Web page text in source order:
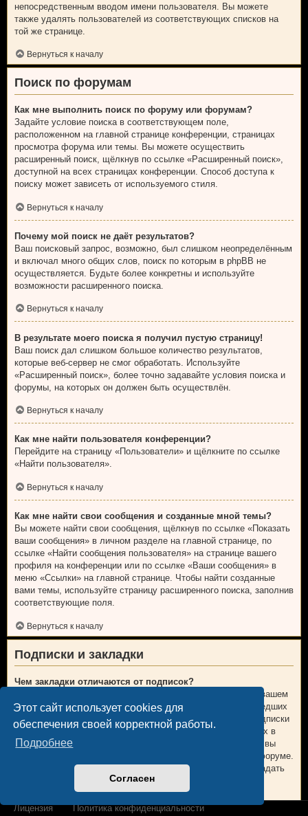
Этот сайт использует cookies для
обеспечения своей корректной работы.
Подробнее
Согласен
непосредственным вводом имени пользователя. Вы можете
также удалять пользователей из соответствующих списков на
той же странице.
Вернуться к началу
Поиск по форумам
Как мне выполнить поиск по форуму или форумам?
Задайте условие поиска в соответствующем поле,
расположенном на главной странице конференции, страницах
просмотра форума или темы. Вы можете осуществить
расширенный поиск, щёлкнув по ссылке «Расширенный поиск»,
доступной на всех страницах конференции. Способ доступа к
поиску может зависеть от используемого стиля.
Вернуться к началу
Почему мой поиск не даёт результатов?
Ваш поисковый запрос, возможно, был слишком неопределённым
и включал много общих слов, поиск по которым в phpBB не
осуществляется. Будьте более конкретны и используйте
возможности расширенного поиска.
Вернуться к началу
В результате моего поиска я получил пустую страницу!
Ваш поиск дал слишком большое количество результатов,
которые веб-сервер не смог обработать. Используйте
«Расширенный поиск», более точно задавайте условия поиска и
форумы, на которых он должен быть осуществлён.
Вернуться к началу
Как мне найти пользователя конференции?
Перейдите на страницу «Пользователи» и щёлкните по ссылке
«Найти пользователя».
Вернуться к началу
Как мне найти свои сообщения и созданные мной темы?
Вы можете найти свои сообщения, щёлкнув по ссылке «Показать
ваши сообщения» в личном разделе на главной странице, по
ссылке «Найти сообщения пользователя» на странице вашего
профиля на конференции или по ссылке «Ваши сообщения» в
меню «Ссылки» на главной странице. Чтобы найти созданные
вами темы, используйте страницу расширенного поиска, заполнив
соответствующие поля.
Вернуться к началу
Подписки и закладки
Чем закладки отличаются от подписок?
В phpBB 3.0 закладки были больше похожи на закладки в вашем
веб-браузере. Вы не получали предупреждений о произошедших
изменениях. В phpBB 3.1 закладки больше напоминают подписки
на темы. Вы можете получать уведомления об обновлениях в
теме, находящейся у вас в закладках. В случае подписки, вы
будете получать уведомления об изменениях в теме или форуме.
Настройки уведомлений для закладок и подписок можно задать
на вкладке «Личные настройки» личного раздела.
Вернуться к началу
Лицензия Политика конфиденциальности